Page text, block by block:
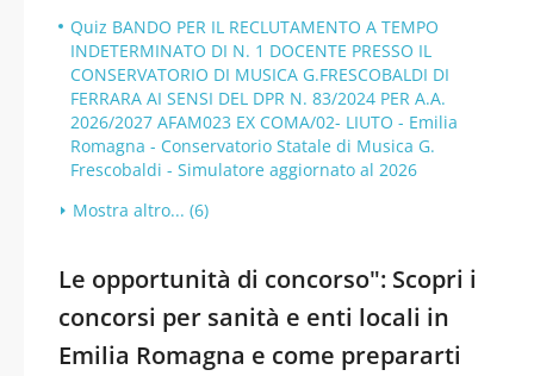
Quiz BANDO PER IL RECLUTAMENTO A TEMPO
INDETERMINATO DI N. 1 DOCENTE PRESSO IL
CONSERVATORIO DI MUSICA G.FRESCOBALDI DI
FERRARA AI SENSI DEL DPR N. 83/2024 PER A.A.
2026/2027 AFAM023 EX COMA/02- LIUTO - Emilia
Romagna - Conservatorio Statale di Musica G.
Frescobaldi - Simulatore aggiornato al 2026
Mostra altro... (6)
Le opportunità di concorso": Scopri i
concorsi per sanità e enti locali in
Emilia Romagna e come prepararti